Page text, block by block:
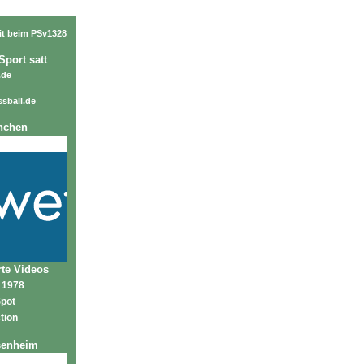
beim PSv1328
satt
Videos